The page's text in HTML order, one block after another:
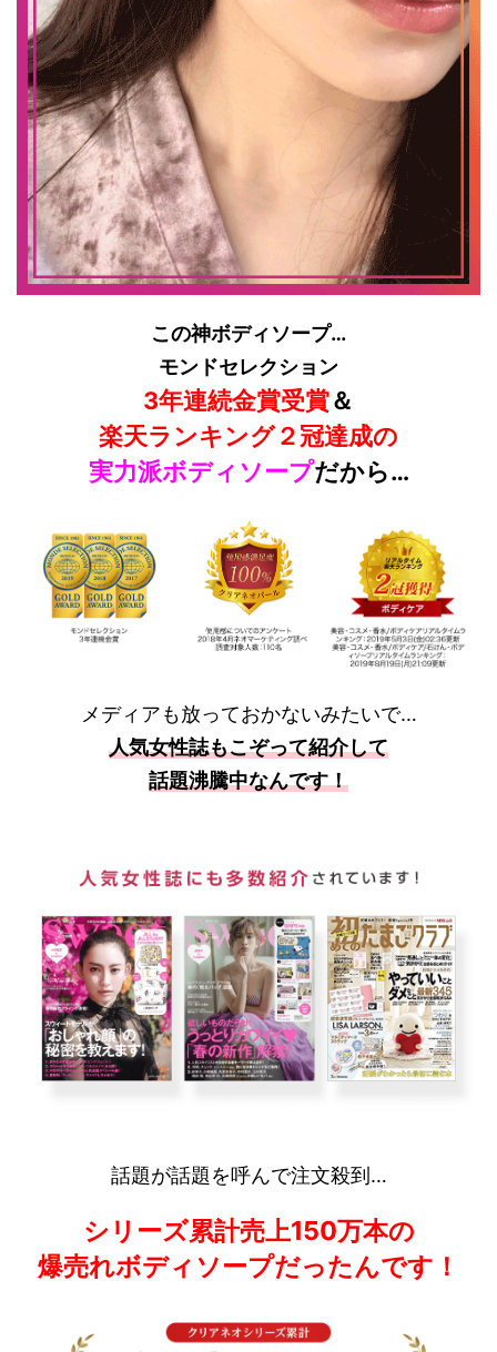
この神ボディソープ…
モンドセレクション
3年連続金賞受賞＆
楽天ランキング２冠達成の
実力派ボディソープだから…
メディアも放っておかないみたいで…
人気女性誌もこぞって紹介して
話題沸騰中なんです！
話題が話題を呼んで注文殺到…
シリーズ累計売上150万本の
爆売れボディソープだったんです！